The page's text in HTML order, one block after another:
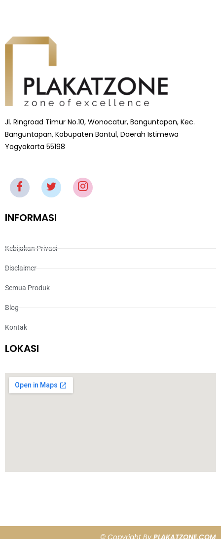
Jl. Ringroad Timur No.10, Wonocatur, Banguntapan, Kec.
Banguntapan, Kabupaten Bantul, Daerah Istimewa
Yogyakarta 55198
INFORMASI
Kebijakan Privasi
Disclaimer
Semua Produk
Blog
Kontak
LOKASI
© Copyright By PLAKATZONE.COM